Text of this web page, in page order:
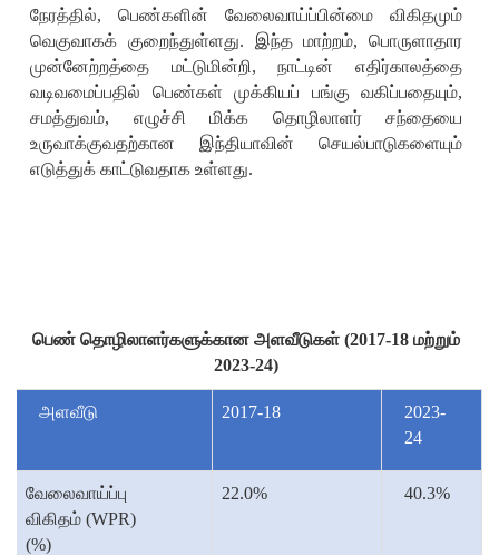
நேரத்தில், பெண்களின் வேலைவாய்ப்பின்மை விகிதமும்
வெகுவாகக் குறைந்துள்ளது. இந்த மாற்றம், பொருளாதார
முன்னேற்றத்தை மட்டுமின்றி,நாட்டின் எதிர்காலத்தை
வடிவமைப்பதில் பெண்கள் முக்கியப் பங்கு வகிப்பதையும்,
சமத்துவம், எழுச்சி மிக்க தொழிலாளர் சந்தையை
உருவாக்குவதற்கான இந்தியாவின் செயல்பாடுகளையும்
எடுத்துக் காட்டுவதாக உள்ளது.
பெண் தொழிலாளர்களுக்கான அளவீடுகள் (2017-18 மற்றும்
2023-24)
அளவீடு 2017-18
2023-
24
வேலைவாய்ப்பு
விகிதம் (WPR)
(%)
22.0% 40.3%